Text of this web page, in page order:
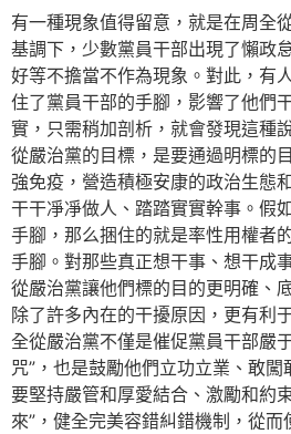
有一種現象值得留意，就是在周全
基調下，少數黨員干部出現了懶政
好等不擔當不作為現象。對此，有
住了黨員干部的手腳，影響了他們
實，只需稍加剖析，就會發現這種
從嚴治黨的目標，是要通過明標的
強免疫，營造積極安康的政治生態
干干凈凈做人、踏踏實實幹事。假
手腳，那么捆住的就是率性用權者
手腳。對那些真正想干事、想干成
從嚴治黨讓他們標的目的更明確、
除了許多內在的干擾原因，更有利
全從嚴治黨不僅是催促黨員干部嚴
咒”，也是鼓勵他們立功立業、敢闖
要堅持嚴管和厚愛結合、激勵和約
來”，健全完美容錯糾錯機制，從